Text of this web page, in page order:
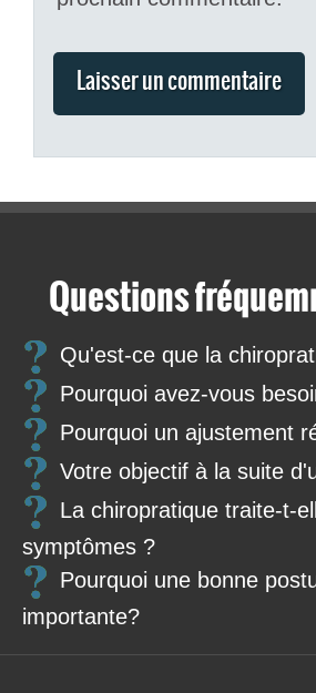
Questions
Qu'est-ce que la
Pourquoi avez-vous
Pourquoi un ajustement
Votre objectif à la suite
La chiropratique traite-t-
symptômes ?
Pourquoi une bonne
importante?